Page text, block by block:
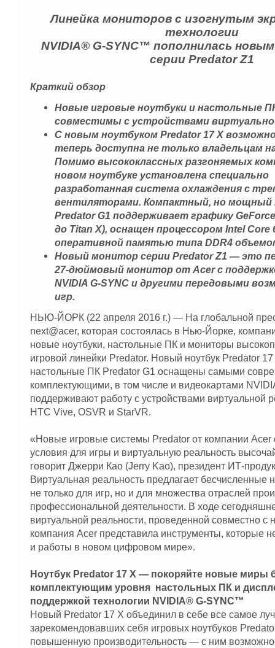
Линейка мониторов с изогнутым
технологии
NVIDIA® G-SYNC™ пополнилась
серии Predator Z1
Краткий обзор
Новые игровые ноутбуки и настольные
совместимы с устройствами
С новым ноутбуком Predator 17 X
теперь доступна не только владельцам
Помимо высококлассных разгоняемых
новом ноутбуке установлена специально
разработанная система охлаждения с
вентиляторами. Компактный, но мощный
Predator G1 поддерживает графику
до Titan X), оснащен процессором Intel Core
оперативной памятью типа DDR4
Новый монитор серии Predator Z1 — это
27-дюймовый монитор от Acer с
NVIDIA G-SYNC и другими передовыми
игр.
НЬЮ-ЙОРК (22 апреля 2016 г.) — На глобальной
next@acer, которая состоялась в Нью-Йорке,
новые ноутбуки, настольные ПК и мониторы
игровой линейки Predator. Новый ноутбук Predator
настольные ПК Predator G1 оснащены самыми
комплектующими, в том числе и видеокартами
поддерживают работу с устройствами виртуальной
HTC Vive, OSVR и StarVR.
«Новые игровые системы Predator от компании Acer
условия для игры и виртуальную реальность
говорит Джерри Као (Jerry Kao), президент ИТ-
Виртуальная реальность предлагает бесчисленные
не только для игр, но и для множества отраслей
профессиональной деятельности. В ходе
виртуальной реальности, проведенной совместно
компания Acer представила инструменты, которые
и работы в новом цифровом мире».
Ноутбук Predator 17 X — покоряйте новые
комплектующим уровня настольных ПК и
поддержкой технологии NVIDIA® G-SYNC™
Новый Predator 17 X объединил в себе все самое
зарекомендовавших себя игровых ноутбуков
повышенную производительность — с ним